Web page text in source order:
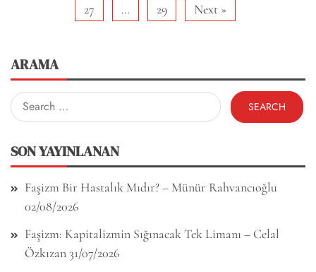
27
… 29 Next »
ARAMA
Search
for:
SON YAYINLANAN
Faşizm Bir Hastalık Mıdır? – Münür Rahvancıoğlu
02/08/2026
Faşizm: Kapitalizmin Sığınacak Tek Limanı – Celal
Özkızan31/07/2026